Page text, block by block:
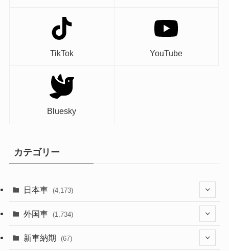
TikTok YouTube
Bluesky
カテゴリー
日本車 (4,173)
(1,321)
(329)
外国車 (1,734)
新車納期 (67)